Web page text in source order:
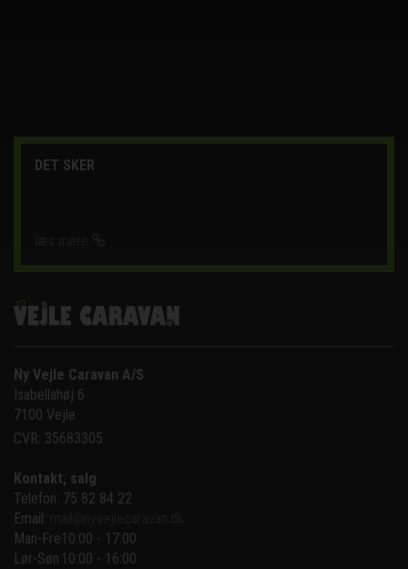
DET SKER
Ny Vejle Caravan A/S
Isabellahøj 6
7100 Vejle
CVR: 35683305
Kontakt, salg
Telefon: 75 82 84 22
Email:
Man-Fre10:00 - 17:00
Lør-Søn 10:00 - 16:00